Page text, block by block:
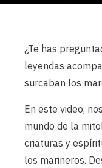
¿Te has
leyendas
surcaban los
En este video,
mundo de la
criaturas y
los marineros.